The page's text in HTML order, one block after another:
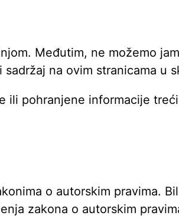
Međutim, ne možemo
na ovim stranicama u
ili pohranjene informacije
o autorskim pravima.
zakona o autorskim